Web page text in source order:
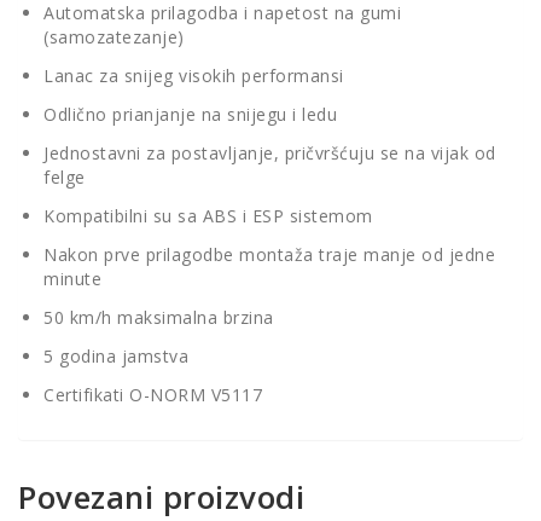
Automatska prilagodba i napetost na gumi
(samozatezanje)
Lanac za snijeg visokih performansi
Odlično prianjanje na snijegu i ledu
Jednostavni za postavljanje, pričvršćuju se na vijak od
felge
Kompatibilni su sa ABS i ESP sistemom
Nakon prve prilagodbe montaža traje manje od jedne
minute
50 km/h maksimalna brzina
5 godina jamstva
Certifikati O-NORM V5117
Povezani proizvodi